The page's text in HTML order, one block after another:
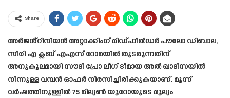
Share
അർജൻ്റീനിയൻ അറ്റാക്കിംഗ് മിഡ്ഫീൽഡർ പൗലോ ഡിബാല,
സീരി എ ക്ലബ് എഎസ് റോമയിൽ തുടരുന്നതിന്
അനുകൂലമായി സൗദി പ്രോ ലീഗ് ടീമായ അൽ ഖാദിസയിൽ
നിന്നുള്ള വമ്പൻ ഓഫർ നിരസിച്ചിരിക്കുകയാണ്. മൂന്ന്
വർഷത്തിനുള്ളിൽ 75 മില്യൺ യൂറോയുടെ മൂല്യം